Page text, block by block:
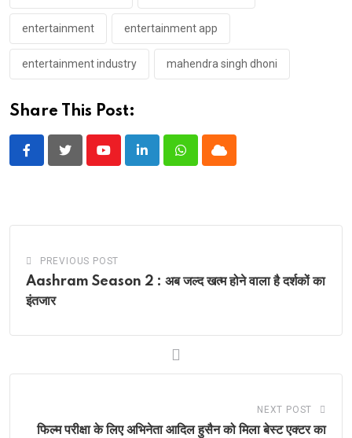
entertainment entertainment app
entertainment industry mahendra singh dhoni
Share This Post:
YoutubeLinkedInWhatsappCloud
PREVIOUS POST
Aashram Season 2 : अब जल्द खत्म होने वाला है दर्शकों का
इंतजार
NEXT POST
फिल्म परीक्षा के लिए अभिनेता आदिल हुसैन को मिला बेस्ट एक्टर का